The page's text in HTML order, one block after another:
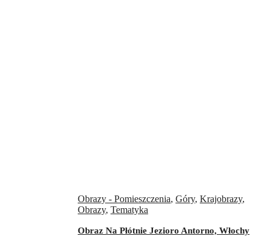
Obrazy - Pomieszczenia, Góry, Krajobrazy,
Obrazy, Tematyka
Obraz Na Płótnie Jezioro Antorno, Włochy